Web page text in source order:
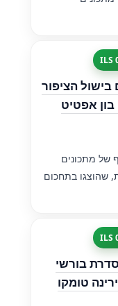
הציפור
בון אפטיט
של מתכונים
שהוצגו בתחכום
בורשי
טומקו